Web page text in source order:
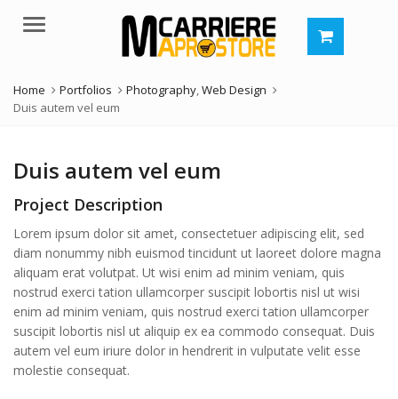
Menu
Home Portfolios Photography,Web Design
Duis autem vel eum
Duis autem vel eum
Project Description
Lorem ipsum dolor sit amet, consectetuer adipiscing elit, sed
diam nonummy nibh euismod tincidunt ut laoreet dolore magna
aliquam erat volutpat. Ut wisi enim ad minim veniam, quis
nostrud exerci tation ullamcorper suscipit lobortis nisl ut wisi
enim ad minim veniam, quis nostrud exerci tation ullamcorper
suscipit lobortis nisl ut aliquip ex ea commodo consequat. Duis
autem vel eum iriure dolor in hendrerit in vulputate velit esse
molestie consequat.